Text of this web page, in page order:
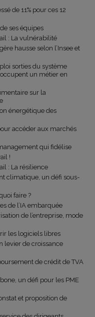
de 11% pour ces 12
ses équipes
: La vulnérabilité
hausse selon l’Insee et
sorties du système
un métier en
sur la
énergétique des
accéder aux marchés
qui fidélise
!
: La résilience
climatique, un défi sous-
faire ?
de l’IA embarquée
de l’entreprise, mode
les logiciels libres
levier de croissance
de crédit de TVA
un défi pour les PME
et proposition de